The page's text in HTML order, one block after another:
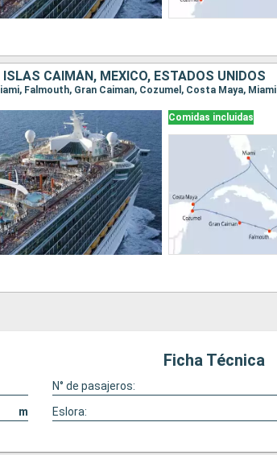
CAIMÁN, MÉXICO, ESTADOS UNIDOS
Falmouth, Gran Caiman, Cozumel, Costa Maya, Miami
Comidas incluidas
Ficha Técnica
N° de pasajeros:
m Eslora: